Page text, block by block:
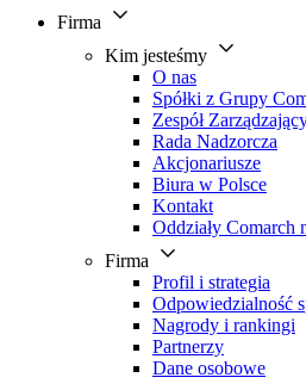
Firma
Kim jesteśmy
O nas
Spółki z Grupy
Zespół
Rada Nadzorcza
Akcjonariusze
Biura w Polsce
Kontakt
Oddziały Comarch
Firma
Profil i strategia
Odpowiedzialność
Nagrody i rankingi
Partnerzy
Dane osobowe